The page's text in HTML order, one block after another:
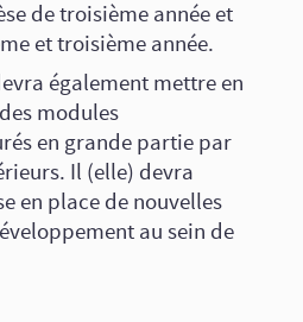
de troisième année et
et troisième année.
également mettre en
modules
en grande partie par
Il (elle) devra
en place de nouvelles
au sein de